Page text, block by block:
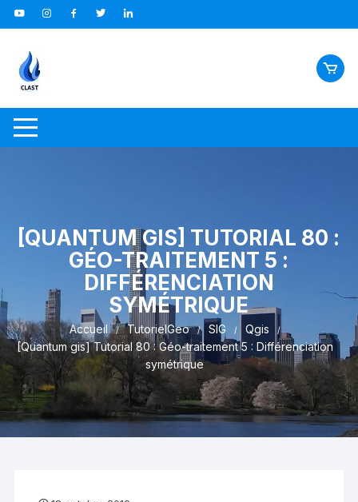
Aller
au
[QUANTUM GIS] TUTORIAL 80 :
GÉO-TRAITEMENT 5 :
DIFFÉRENCIATION
SYMÉTRIQUE
Accueil TutorielGeo SIG
Qgis
[Quantum gis] Tutorial 80 : Géo-traitement 5 : Différenciation
symétrique